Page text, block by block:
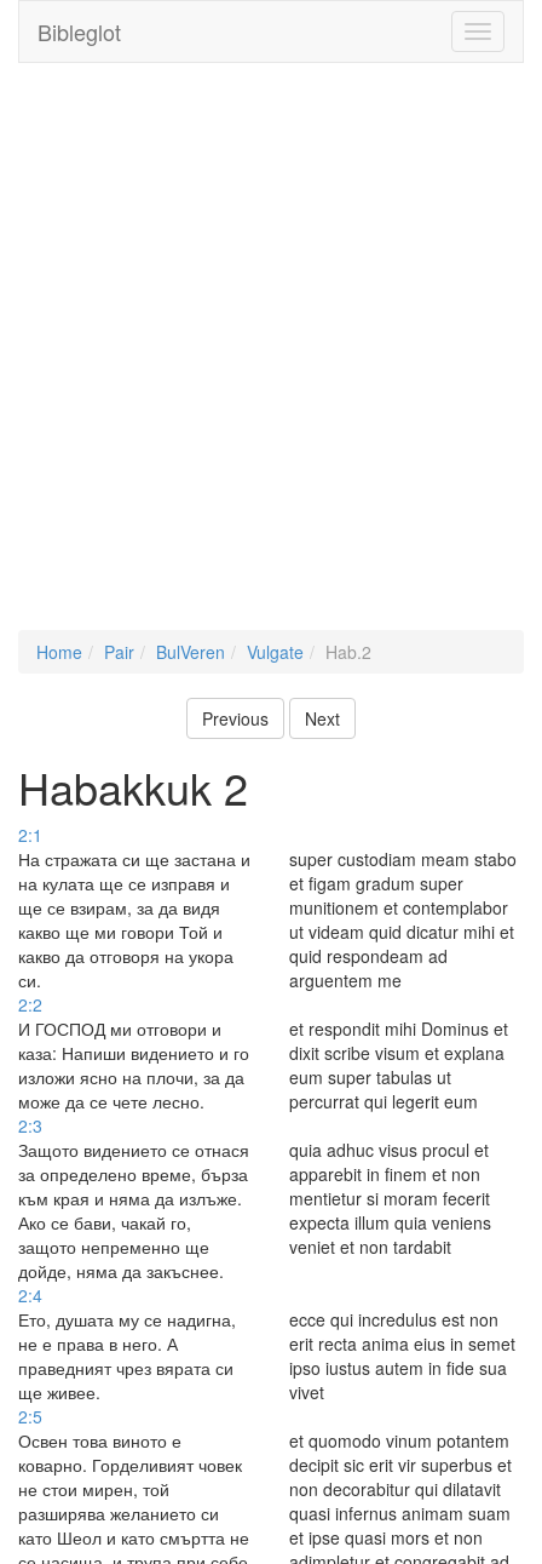
Toggle
Bibleglot
Home Pair BulVeren Vulgate Hab.2
Previous Next
Habakkuk 2
2:1
На стражата си ще застана и
на кулата ще се изправя и
ще се взирам, за да видя
какво ще ми говори Той и
какво да отговоря на укора
си.
super custodiam meam stabo
et figam gradum super
munitionem et contemplabor
ut videam quid dicatur mihi et
quid respondeam ad
arguentem me
2:2
И ГОСПОД ми отговори и
каза: Напиши видението и го
изложи ясно на плочи, за да
може да се чете лесно.
et respondit mihi Dominus et
dixit scribe visum et explana
eum super tabulas ut
percurrat qui legerit eum
2:3
Защото видението се отнася
за определено време, бърза
към края и няма да излъже.
Ако се бави, чакай го,
защото непременно ще
дойде, няма да закъснее.
quia adhuc visus procul et
apparebit in finem et non
mentietur si moram fecerit
expecta illum quia veniens
veniet et non tardabit
2:4
Ето, душата му се надигна,
не е права в него. А
праведният чрез вярата си
ще живее.
ecce qui incredulus est non
erit recta anima eius in semet
ipso iustus autem in fide sua
vivet
2:5
Освен това виното е
коварно. Горделивият човек
не стои мирен, той
разширява желанието си
като Шеол и като смъртта не
et quomodo vinum potantem
decipit sic erit vir superbus et
non decorabitur qui dilatavit
quasi infernus animam suam
et ipse quasi mors et non